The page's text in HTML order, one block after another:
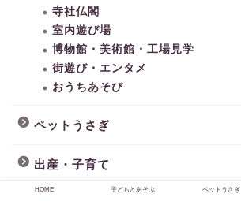
寺社仏閣
室内遊び場
博物館・美術館・工場見学
街遊び・エンタメ
おうちあそび
ペットうさぎ
出産・子育て
妊活・不妊
HOME 子どもとあそぶ ペットうさぎ